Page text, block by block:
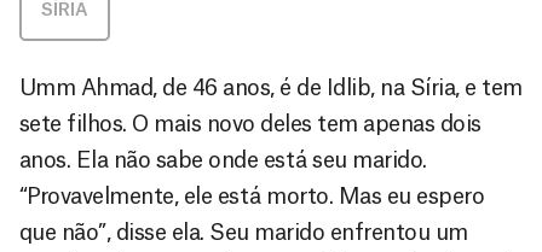
SÍRIA
Umm Ahmad, de 46 anos, é de Idlib, na Síria, e tem
sete filhos. O mais novo deles tem apenas dois
anos. Ela não sabe onde está seu marido.
“Provavelmente, ele está morto. Mas eu espero
que não”, disse ela. Seu marido enfrentou um